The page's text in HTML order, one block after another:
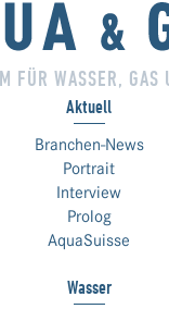
FÜR WASSER, GAS
Aktuell
Branchen-News
Portrait
Interview
Prolog
AquaSuisse
Wasser